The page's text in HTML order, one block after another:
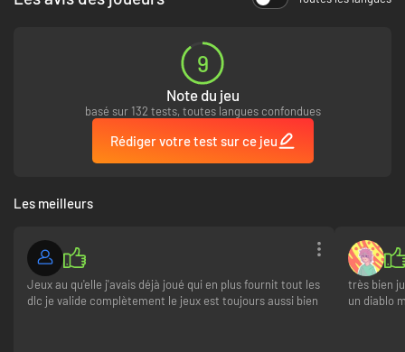
9
Note du jeu
basé sur 132 tests, toutes langues confondues
Rédiger votre test sur ce jeu
Les meilleurs
Jeux au qu'elle j'avais déjà joué qui en plus fournit tout les
dlc je valide complètement le jeux est toujours aussi bien
très bien
un diablo